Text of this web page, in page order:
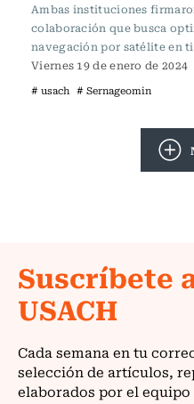
Ambas instituciones
colaboración que busca
navegación por satélite en
Viernes 19 de enero de 2024
# usach # Sernageomin